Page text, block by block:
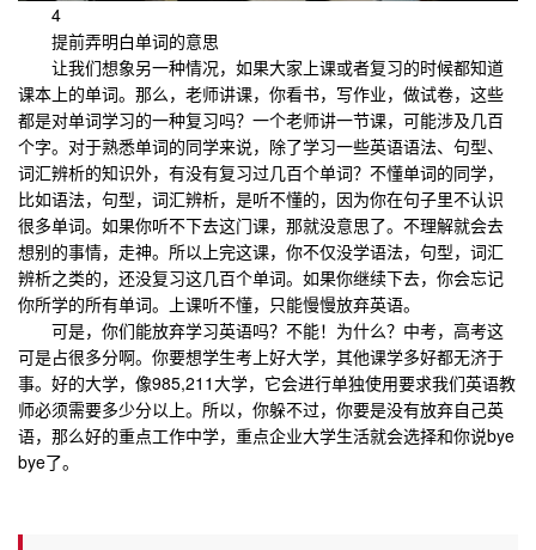
4
提前弄明白单词的意思
让我们想象另一种情况，如果大家上课或者复习的时候都知道
课本上的单词。那么，老师讲课，你看书，写作业，做试卷，这些
都是对单词学习的一种复习吗？一个老师讲一节课，可能涉及几百
个字。对于熟悉单词的同学来说，除了学习一些英语语法、句型、
词汇辨析的知识外，有没有复习过几百个单词？不懂单词的同学，
比如语法，句型，词汇辨析，是听不懂的，因为你在句子里不认识
很多单词。如果你听不下去这门课，那就没意思了。不理解就会去
想别的事情，走神。所以上完这课，你不仅没学语法，句型，词汇
辨析之类的，还没复习这几百个单词。如果你继续下去，你会忘记
你所学的所有单词。上课听不懂，只能慢慢放弃英语。
可是，你们能放弃学习英语吗？不能！为什么？中考，高考这
可是占很多分啊。你要想学生考上好大学，其他课学多好都无济于
事。好的大学，像985,211大学，它会进行单独使用要求我们英语教
师必须需要多少分以上。所以，你躲不过，你要是没有放弃自己英
语，那么好的重点工作中学，重点企业大学生活就会选择和你说bye
bye了。